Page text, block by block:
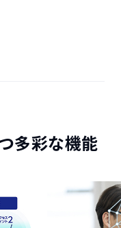
多彩な機能